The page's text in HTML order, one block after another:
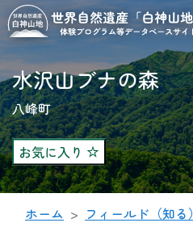
水沢山ブナの森
八峰町
お気に入り
ホーム フィールド（知る）